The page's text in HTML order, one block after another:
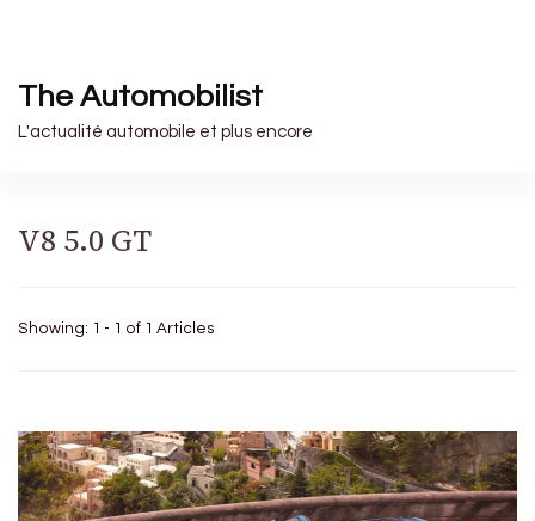
The Automobilist
L'actualité automobile et plus encore
V8 5.0 GT
Showing: 1 - 1 of 1 Articles